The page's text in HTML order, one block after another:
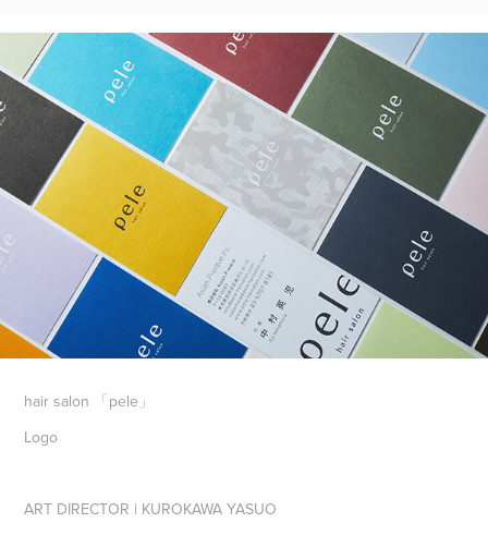
hair salon 「pele」
Logo
ART DIRECTOR | KUROKAWA YASUO